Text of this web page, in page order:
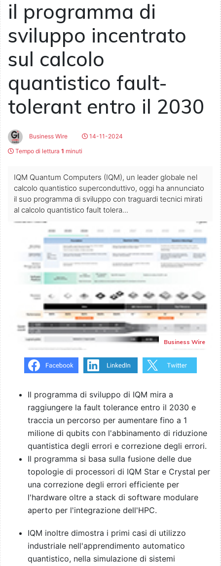
il programma di
sviluppo incentrato
sul calcolo
quantistico fault-
tolerant entro il 2030
Business Wire
14-11-2024
Tempo di lettura 1 minuti
IQM Quantum Computers (IQM), un leader globale nel
calcolo quantistico superconduttivo, oggi ha annunciato
il suo programma di sviluppo con traguardi tecnici mirati
al calcolo quantistico fault tolera...
Business Wire
Il programma di sviluppo di IQM mira a
raggiungere la fault tolerance entro il 2030 e
traccia un percorso per aumentare fino a 1
milione di qubits con l'abbinamento di riduzione
quantistica degli errori e correzione degli errori.
Il programma si basa sulla fusione delle due
topologie di processori di IQM Star e Crystal per
una correzione degli errori efficiente per
l'hardware oltre a stack di software modulare
aperto per l'integrazione dell'HPC.
IQM inoltre dimostra i primi casi di utilizzo
industriale nell'apprendimento automatico
quantistico, nella simulazione di sistemi